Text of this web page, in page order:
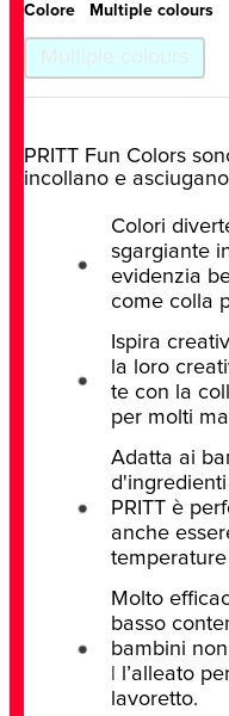
Colore Multiple colours
PRITT Fun Colors
incollano e
Colori
sgargiante
evidenzia
come colla
Ispira
la loro
te con la
per molti
Adatta ai
d'ingredienti
PRITT è
anche
Molto
basso
bambini
| l’alleato
lavoretto.